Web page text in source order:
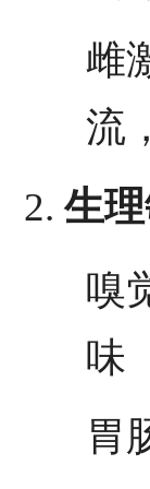
雌
流
生
嗅
味
胃